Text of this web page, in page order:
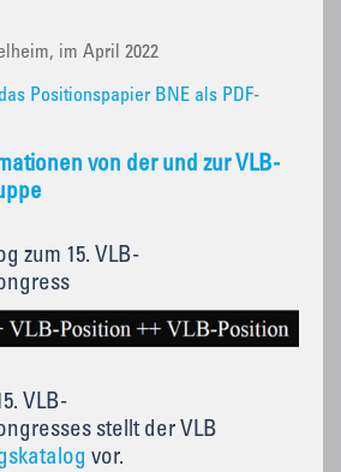
im April 2022
Positionspapier BNE als PDF-
von der und zur VLB-
zum 15. VLB-
VLB-
stellt der VLB
vor.